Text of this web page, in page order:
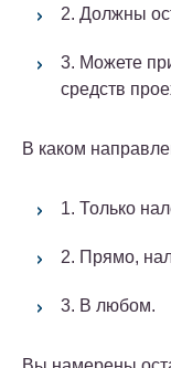
2. Должны
3. Можете
средств
В каком
1. Только
2. Прямо,
3. В любом.